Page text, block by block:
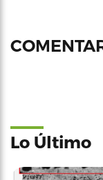
Lo Último